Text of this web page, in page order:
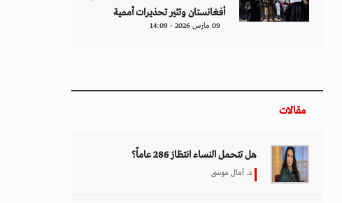
أفغانستان وتثير تحذيرات أممية
09 مارس 2026 - 14:09
مقالات
هل تتحمل النساء انتظارَ 286 عاماً؟
د. آمال موسى